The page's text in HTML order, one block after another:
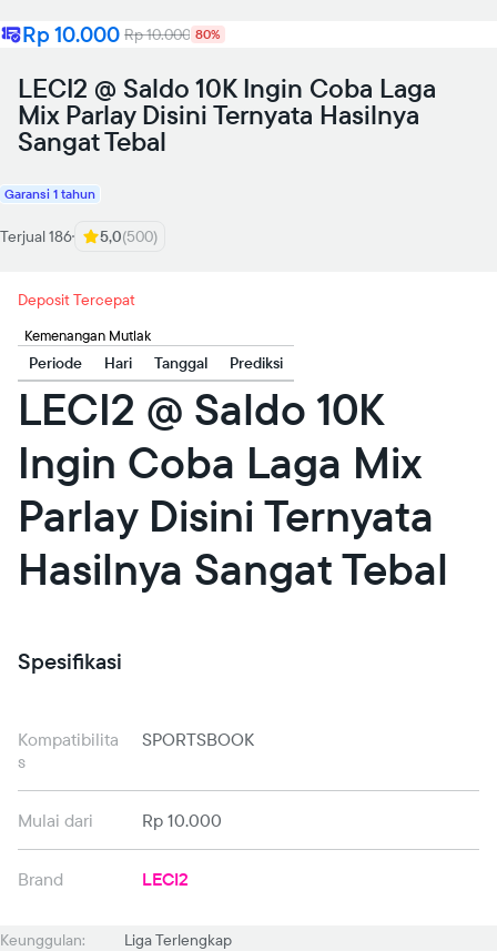
Rp 10.000 Rp 10.000 80%
LECI2 @ Saldo 10K Ingin Coba Laga
Mix Parlay Disini Ternyata Hasilnya
Sangat Tebal
Garansi 1 tahun
Terjual 186 5,0(500)
Deposit Tercepat
Kemenangan Mutlak
Periode Hari Tanggal Prediksi
LECI2 @ Saldo 10K
Ingin Coba Laga Mix
Parlay Disini Ternyata
Hasilnya Sangat Tebal
Spesifikasi
Kompatibilita
s
SPORTSBOOK
Mulai dari Rp 10.000
Brand LECI2
Keunggulan:
Liga Terlengkap